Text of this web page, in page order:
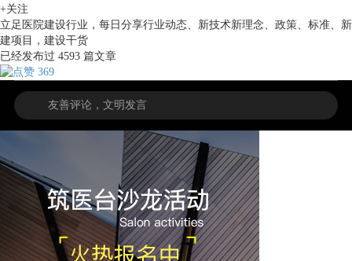
+关注
立足医院建设行业，每日分享行业动态、新技术新理念、政策、标准、新
建项目，建设干货
已经发布过 4593 篇文章
369